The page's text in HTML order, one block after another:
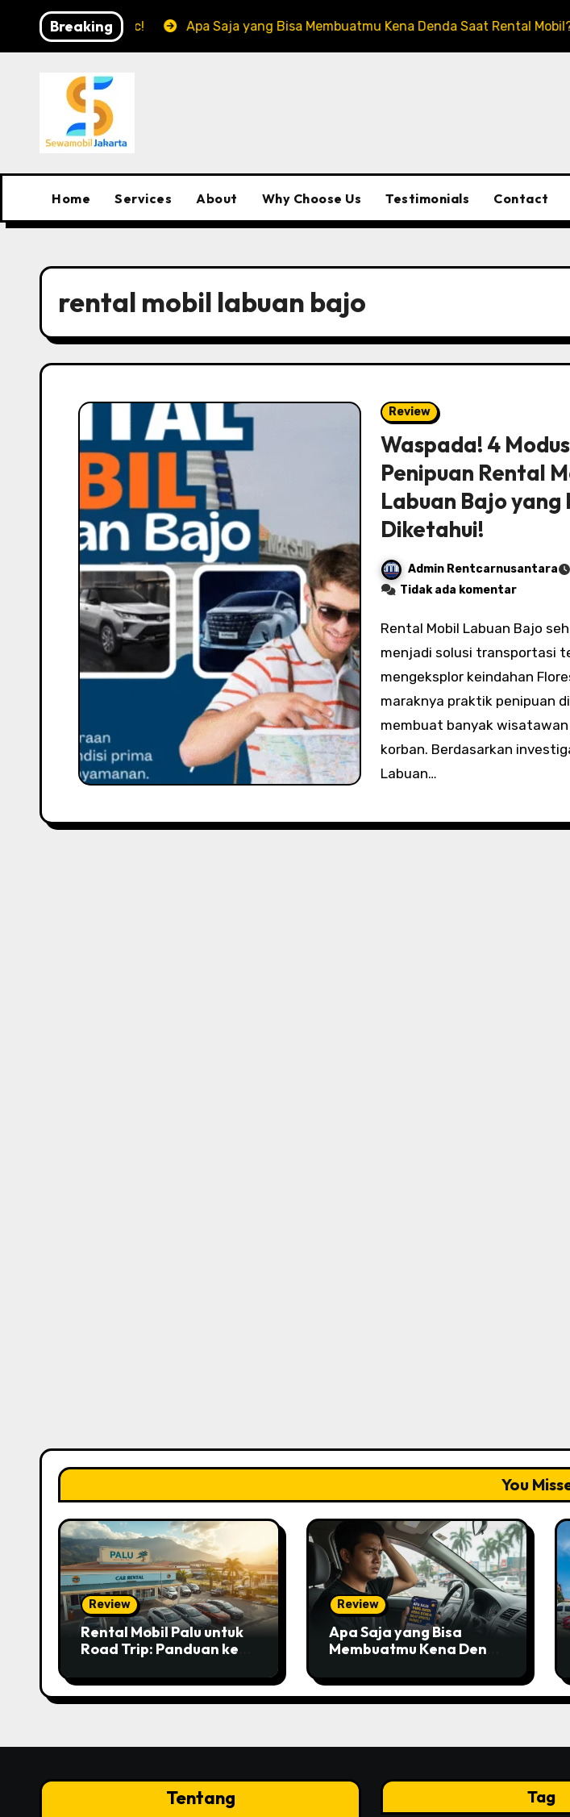
content
Breaking
yang Epic! Apa Saja yang Bisa Membuatmu Kena Denda Saat Rental Mobil? 5
Home Services About Why Choose Us Testimonials Contact
rental mobil labuan bajo
Review
Waspada! 4 Modus
Penipuan Rental
Labuan Bajo yang
Diketahui!
Admin Rentcarnusantara
Tidak ada komentar
Rental Mobil Labuan Bajo seharusnya
menjadi solusi transportasi
mengeksplor keindahan
maraknya praktik penipuan
membuat banyak
korban. Berdasarkan
Labuan…
You
Review
Rental Mobil Palu untuk
Road Trip: Panduan ke
Review
Apa Saja yang Bisa
Membuatmu Kena Denda
Tentang Tag